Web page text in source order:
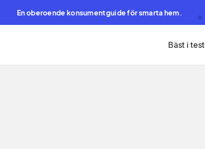
En oberoende konsumentguide för smarta hem.
Bäst i test